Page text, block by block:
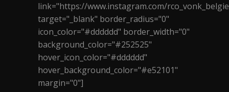
link="https://www.instagram.com/
target="_blank" border_radius="0"
icon_color="#dddddd" border_width="0"
background_color="#252525"
hover_icon_color="#dddddd"
hover_background_color="#e52101"
margin="0"]